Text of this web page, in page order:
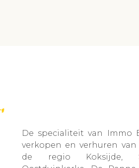
De specialiteit van Immo
verkopen en verhuren
de regio Koksijde,